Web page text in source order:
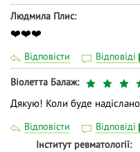
✅ маски псоріатичного
✅ багатоликий
багатьма невідомими;
✅ підступний
запалення чи
✅ особливості
кистей;
Людмила Плис
❤️❤️❤️
Відповісти Відповіді
Віолетта Балаж
Дякую! Коли буде надіслано
Відповісти Відповіді
Інститут ревматології